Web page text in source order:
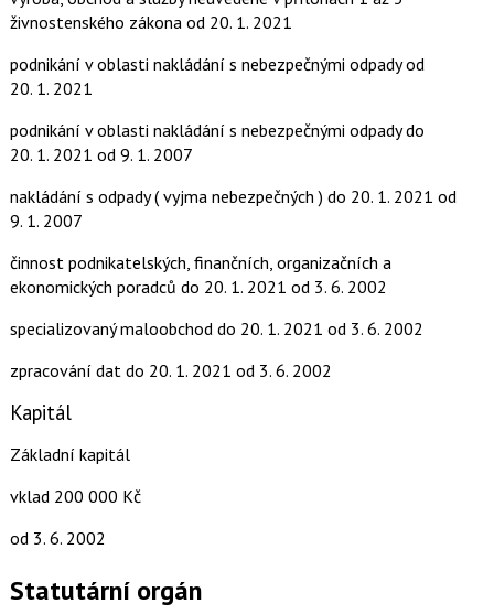
živnostenského zákona od 20. 1. 2021
podnikání v oblasti nakládání s nebezpečnými odpadyod
20. 1. 2021
podnikání v oblasti nakládání s nebezpečnými odpadydo
20. 1. 2021 od 9. 1. 2007
nakládání s odpady ( vyjma nebezpečných ) do 20. 1. 2021 od
9. 1. 2007
činnost podnikatelských, finančních, organizačních a
ekonomických poradců do 20. 1. 2021 od 3. 6. 2002
specializovaný maloobchod do 20. 1. 2021 od 3. 6. 2002
zpracování dat do 20. 1. 2021 od 3. 6. 2002
Kapitál
Základní kapitál
vklad 200 000 Kč
od 3. 6. 2002
Statutární orgán